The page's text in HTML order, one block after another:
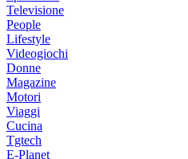
Televisione
People
Lifestyle
Videogiochi
Donne
Magazine
Motori
Viaggi
Cucina
Tgtech
E-Planet